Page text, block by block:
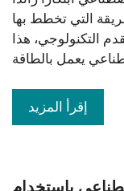
التي تخطط بها
التكنولوجي، هذا
إقرأ المزيد